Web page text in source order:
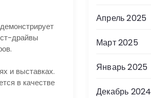
драйвы
и выставках.
в качестве
Апрель 2025
Март 2025
Январь 2025
Декабрь 2024